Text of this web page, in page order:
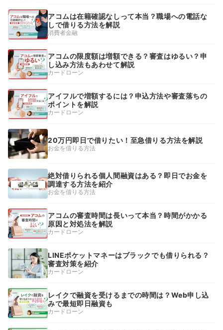
アコムは在籍確認なしって本当？職場への電話な
しで借りる方法を解説
消費者金融
アコムの限度額は増額できる？審査はゆるい？申
し込み方法もあわせて解説
カードローン
アイフルで増額するには？申込方法や審査落ちの
ポイントを解説
カードローン
20万円即日で借りたい！至急借りる方法を解説
お金を借りる方法
絶対借りられる個人間融資はある？即日でお金を
調達する方法を紹介
お金を借りる方法
アコムの審査時間は長いって本当？時間がかかる
原因と対処法を解説
カードローン
LINEポケットマネーはブラックでも借りられる？
審査対策を紹介
カードローン
レイクで融資を受けるまでの時間は？Web申し込
みで最短即日融資も
カードローン